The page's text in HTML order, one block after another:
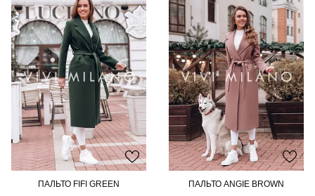
ПАЛЬТО FIFI GREEN
ПАЛЬТО ANGIE BROWN